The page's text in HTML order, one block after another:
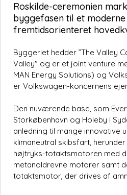
Roskilde-ceremonien
byggefasen til et
fremtidsorienteret
Byggeriet hedder ”The Valley
Valley" og er et joint venture
MAN Energy Solutions) og
er Volkswagen-koncernens
Den nuværende base, som
Storkøbenhavn og Holeby i
anledning til mange innovative
klimaneutral skibsfart,
højtryks-totaktsmotoren med
metanoldrevne motorer samt
totaktsmotor, der drives af